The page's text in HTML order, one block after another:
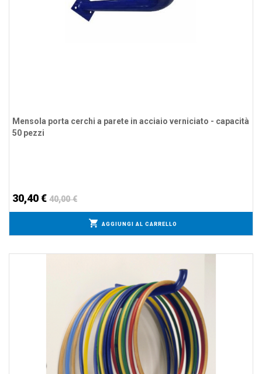
Mensola porta cerchi a parete in acciaio verniciato - capacità
50 pezzi
30,40 € 40,00 €
AGGIUNGI AL CARRELLO